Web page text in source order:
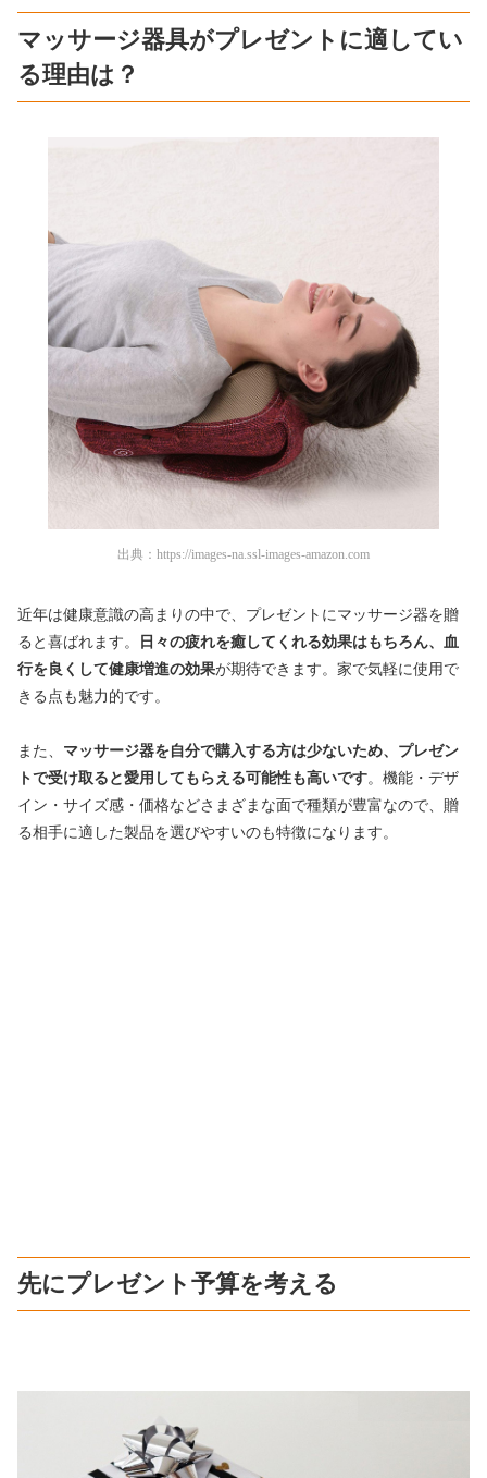
マッサージ器具がプレゼントに適してい
る理由は？
出典： https://images-na.ssl-images-amazon.com
近年は健康意識の高まりの中で、プレゼントにマッサージ器を贈
ると喜ばれます。
日々の疲れを癒してくれる効果はもちろん、血
行を良くして健康増進の効果が期待できます。家で気軽に使用で
きる点も魅力的です。
また、 マッサージ器を自分で購入する方は少ないため、プレゼン
トで受け取ると愛用してもらえる可能性も高いです。機能・デザ
イン・サイズ感・価格などさまざまな面で種類が豊富なので、贈
る相手に適した製品を選びやすいのも特徴になります。
先にプレゼント予算を考える